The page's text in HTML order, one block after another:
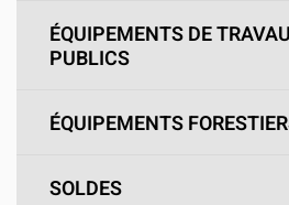
ÉQUIPEMENTS DE
PUBLICS
ÉQUIPEMENTS
SOLDES